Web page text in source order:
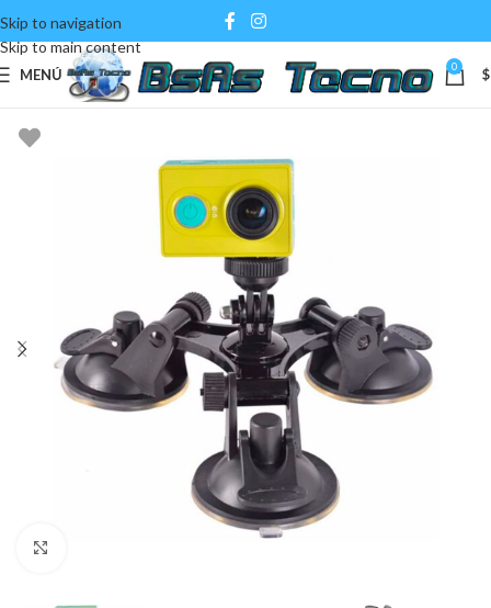
Skip to navigation
Skip to main content
MENÚ 0 $